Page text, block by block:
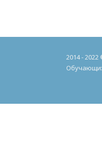
2014 - 2022